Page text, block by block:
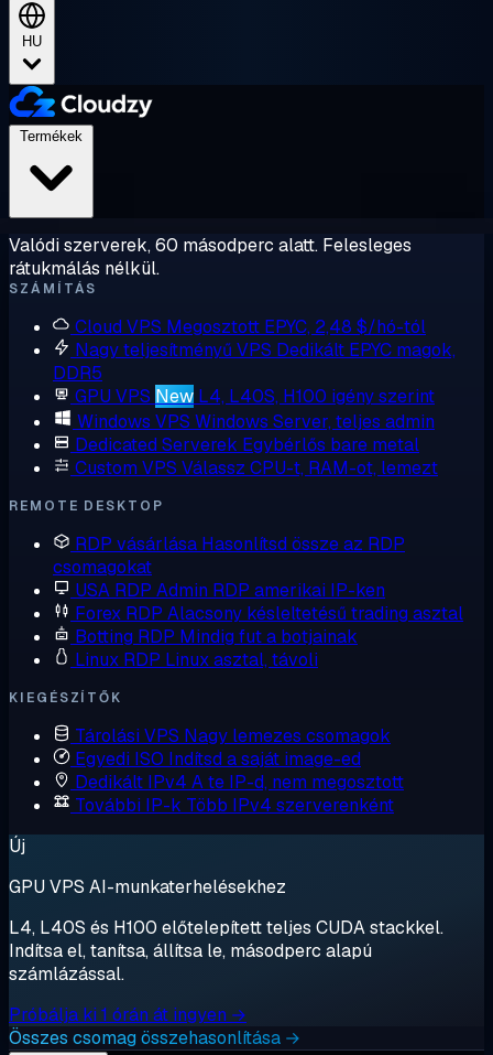
HU
Valódi szerverek, 60 másodperc alatt. Felesleges
rátukmálás nélkül.
SZÁMÍTÁS
Cloud VPS Megosztott EPYC, 2,48 $/hó-tól
Nagy teljesítményű VPS Dedikált EPYC magok,
DDR5
GPU VPS New L4, L40S, H100 igény szerint
Windows VPS Windows Server, teljes admin
Dedicated Serverek Egybérlős bare metal
Custom VPS Válassz CPU-t, RAM-ot, lemezt
REMOTE DESKTOP
RDP vásárlása Hasonlítsd össze az RDP
csomagokat
USA RDP Admin RDP amerikai IP-ken
Forex RDP Alacsony késleltetésű trading asztal
Botting RDP Mindig fut a botjainak
Linux RDP Linux asztal, távoli
KIEGÉSZÍTŐK
Tárolási VPS Nagy lemezes csomagok
Egyedi ISO Indítsd a saját image-ed
Dedikált IPv4 A te IP-d, nem megosztott
További IP-k Több IPv4 szerverenként
Új
GPU VPS AI-munkaterhelésekhez
L4, L40S és H100 előtelepített teljes CUDA stackkel.
Indítsa el, tanítsa, állítsa le, másodperc alapú
számlázással.
Próbálja ki 1 órán át ingyen →
Összes csomag összehasonlítása →